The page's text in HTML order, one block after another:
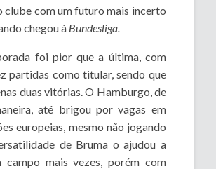
clube com um futuro mais incerto
chegou à Bundesliga.
foi pior que a última, com
partidas como titular, sendo que
duas vitórias. O Hamburgo, de
até brigou por vagas em
europeias, mesmo não jogando
de Bruma o ajudou a
campo mais vezes, porém com